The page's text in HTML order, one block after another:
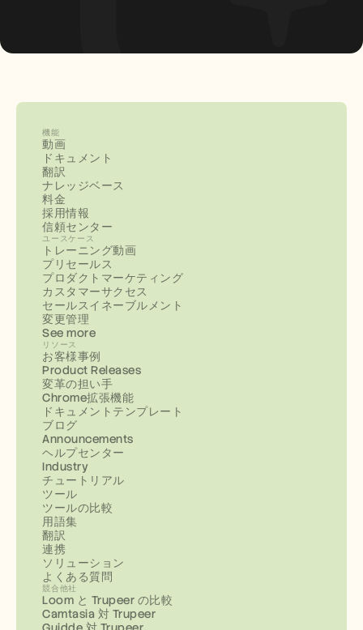
機能
動画
ドキュメント
翻訳
ナレッジベース
料金
採用情報
信頼センター
ユースケース
トレーニング動画
プリセールス
プロダクトマーケティング
カスタマーサクセス
セールスイネーブルメント
変更管理
See more
リソース
お客様事例
Product Releases
変革の担い手
Chrome拡張機能
ドキュメントテンプレート
ブログ
Announcements
ヘルプセンター
Industry
チュートリアル
ツール
ツールの比較
用語集
翻訳
連携
ソリューション
よくある質問
競合他社
Loom と Trupeer の比較
Camtasia 対 Trupeer